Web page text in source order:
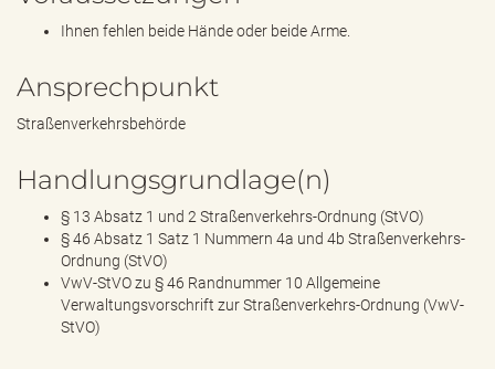
Ihnen fehlen beide Hände oder beide Arme.
Ansprechpunkt
Straßenverkehrsbehörde
Handlungsgrundlage(n)
§ 13 Absatz 1 und 2 Straßenverkehrs-Ordnung (StVO)
§ 46 Absatz 1 Satz 1 Nummern 4a und 4b Straßenverkehrs-
Ordnung (StVO)
VwV-StVO zu § 46 Randnummer 10 Allgemeine
Verwaltungsvorschrift zur Straßenverkehrs-Ordnung (VwV-
StVO)